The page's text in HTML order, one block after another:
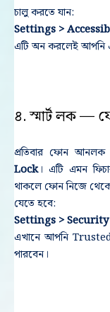
চালু করতে যান:
Settings >
এটি অন করলেই আপনি
৪. স্মার্ট লক —
প্রতিবার ফোন আনলক
Lock। এটি এমন ফিচার
থাকলে ফোন নিজে
যেতে হবে:
Settings >
এখানে আপনি
পারবেন।